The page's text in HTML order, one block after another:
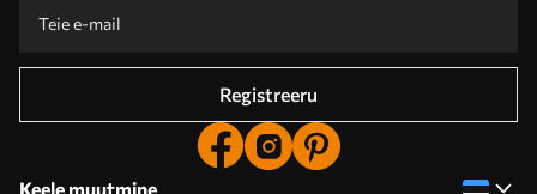
Registreeru
Keele muutmine